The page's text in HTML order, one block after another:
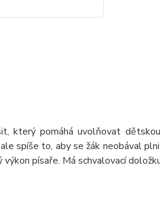
který pomáhá uvolňovat
spíše to, aby se žák neobával
písaře. Má schvalovací